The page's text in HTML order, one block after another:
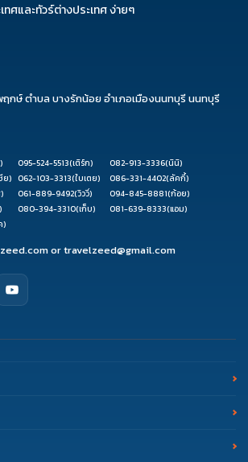
ทศและทัวร์ต่างประเทศ ง่ายๆ
ฤกษ์ ตำบล บางรักน้อย อำเภอเมืองนนทบุรี นนทบุรี
095-524-5513(เติร์ก) 082-913-3336(นินิ)
ย) 062-103-3313(ใบเตย) 086-331-4402(ลัคกี้)
061-889-9492(วิววี่) 094-845-8881(ก้อย)
080-394-3310(เก็บ) 081-639-8333(แอม)
)
ortravelzeed@gmail.com